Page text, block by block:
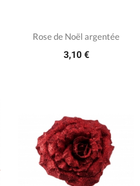
Rose de Noël argentée
3,10 €